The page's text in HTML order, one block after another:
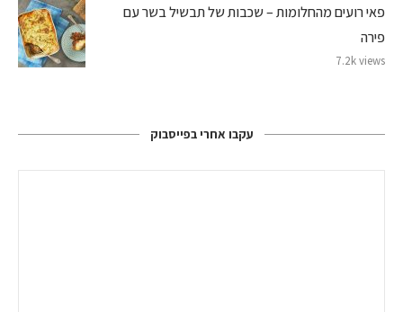
פאי רועים מהחלומות – שכבות של תבשיל בשר עם
פירה
7.2k views
עקבו אחרי בפייסבוק